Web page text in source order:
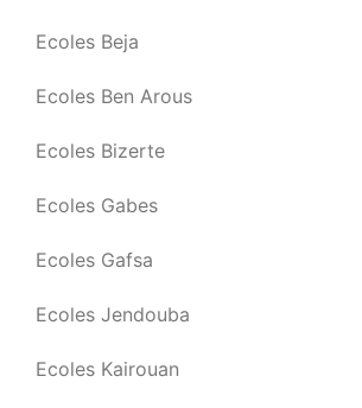
Ecoles Beja
Ecoles Ben Arous
Ecoles Bizerte
Ecoles Gabes
Ecoles Gafsa
Ecoles Jendouba
Ecoles Kairouan